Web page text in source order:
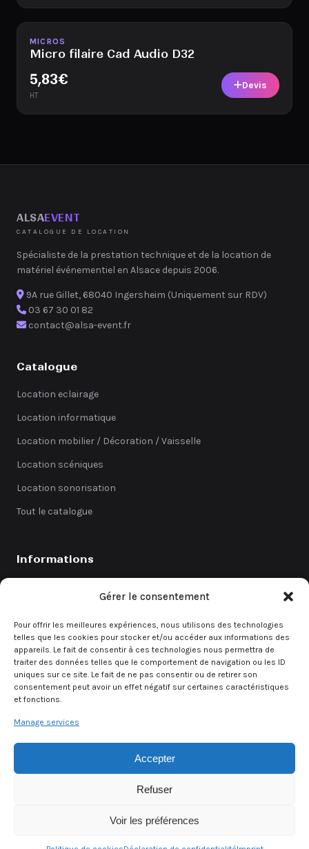
Gérer le consentement
Pour offrir les meilleures expériences, nous utilisons des technologies
telles que les cookies pour stocker et/ou accéder aux informations des
appareils. Le fait de consentir à ces technologies nous permettra de
traiter des données telles que le comportement de navigation ou les ID
uniques sur ce site. Le fait de ne pas consentir ou de retirer son
consentement peut avoir un effet négatif sur certaines caractéristiques
et fonctions.
Manage services
Accepter
Refuser
Voir les préférences
Disponible
MICROS
Micro filaire Cad Audio D32
5,83€
HT
Devis
ALSAEVENT
CATALOGUE DE LOCATION
Spécialiste de la prestation technique et de la location de
matériel événementiel en Alsace depuis 2006.
9A rue Gillet, 68040 Ingersheim (Uniquement sur RDV)
03 67 30 01 82
contact@alsa-event.fr
Catalogue
Location eclairage
Location informatique
Location mobilier / Décoration / Vaisselle
Location scéniques
Location sonorisation
Tout le catalogue
Informations
Contact
Demande de devis
Demande rapide
Un besoin urgent ? Contactez directement notre équipe.
© 2026 Alsa Event — Tous droits réservés
Politique de confidentialité